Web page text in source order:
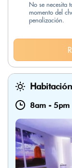
No se necesita
momento del
penalización.
8am - 5pm